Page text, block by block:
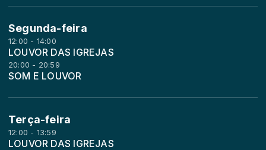
Segunda-feira
12:00 - 14:00
LOUVOR DAS IGREJAS
20:00 - 20:59
SOM E LOUVOR
Terça-feira
12:00 - 13:59
LOUVOR DAS IGREJAS